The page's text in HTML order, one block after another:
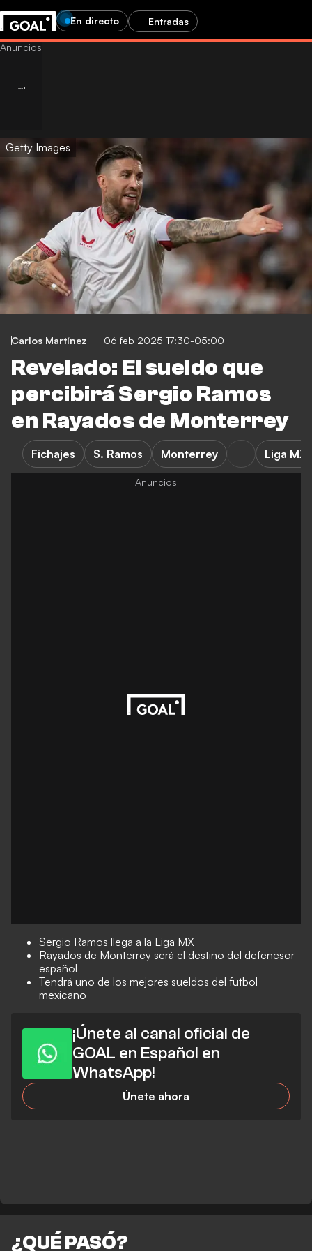
En directo Entradas
Getty Images
Carlos Martínez 06 feb 2025 17:30-05:00
Revelado: El sueldo que
percibirá Sergio Ramos
en Rayados de Monterrey
Fichajes S. Ramos Monterrey Liga MX
Sergio Ramos llega a la Liga MX
Rayados de Monterrey será el destino del defenesor
español
Tendrá uno de los mejores sueldos del futbol
mexicano
¡Únete al canal oficial de
GOAL en Español en
WhatsApp!
Únete ahora
¿QUÉ PASÓ?